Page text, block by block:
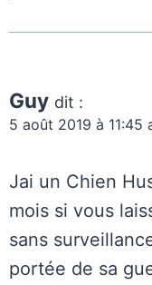
Guy dit :
5 août 2019 à 11:45
Jai un Chien
mois si vous
sans
portée de sa